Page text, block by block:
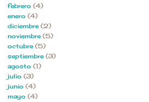
febrero (4)
enero (4)
diciembre (2)
noviembre (5)
octubre (5)
septiembre (3)
agosto (1)
julio (3)
junio (4)
mayo (4)